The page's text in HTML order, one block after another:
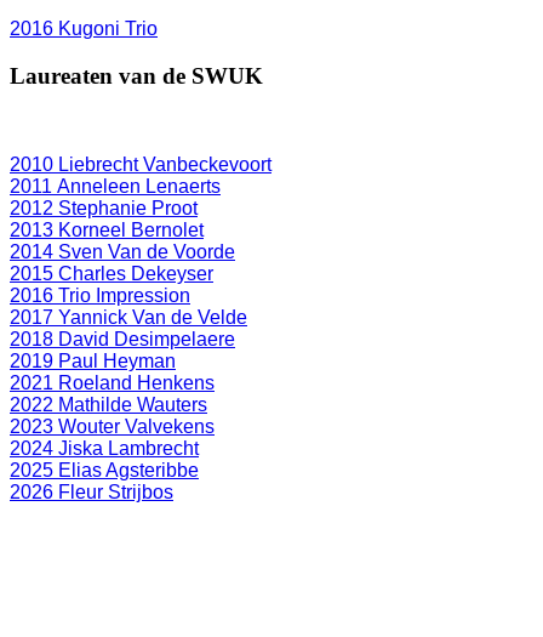
2016 Kugoni Trio
Laureaten van de SWUK
2010 Liebrecht Vanbeckevoort
2011 Anneleen Lenaerts
2012 Stephanie Proot
2013 Korneel Bernolet
2014 Sven Van de Voorde
2015 Charles Dekeyser
2016 Trio Impression
2017 Yannick Van de Velde
2018 David Desimpelaere
2019 Paul Heyman
2021 Roeland Henkens
2022 Mathilde Wauters
2023 Wouter Valvekens
2024 Jiska Lambrecht
2025 Elias Agsteribbe
2026 Fleur Strijbos